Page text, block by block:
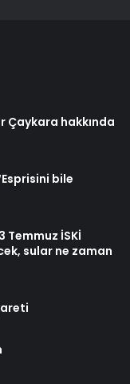
Çaykara hakkında
bile
Temmuz İSKİ
sular ne zaman